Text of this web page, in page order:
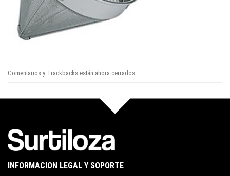
Comentarios y Trackbacks están ahora cerrados.
INFORMACION LEGAL Y SOPORTE